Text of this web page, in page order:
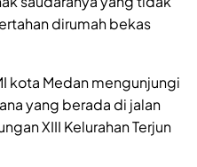
dirumah bekas
kota Medan mengunjungi
yang berada di jalan
XIII Kelurahan Terjun